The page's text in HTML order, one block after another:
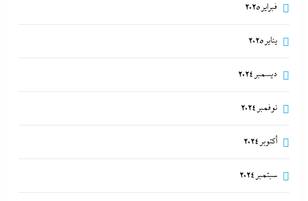
فبراير 2025
يناير 2025
ديسمبر 2024
نوفمبر 2024
أكتوبر 2024
سبتمبر 2024